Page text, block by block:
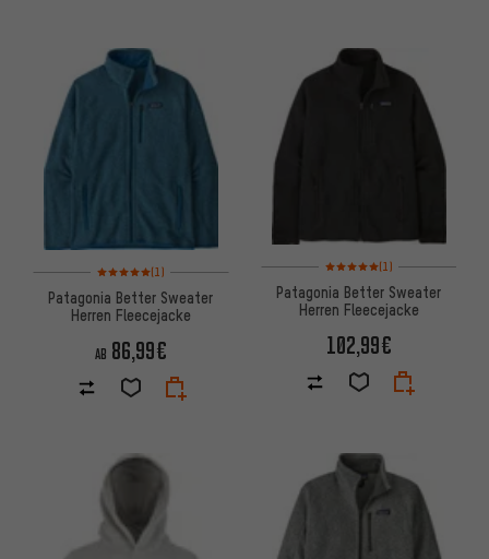
Bewertungen: 5 von 5 basierend auf 1 Bewertungen
(1)
Patagonia Better Sweater
Herren Fleecejacke
AB 86,99€
Bewertungen: 5 von 5
(1)
Patagonia Better Sweater
Herren Fleecejacke
102,99€